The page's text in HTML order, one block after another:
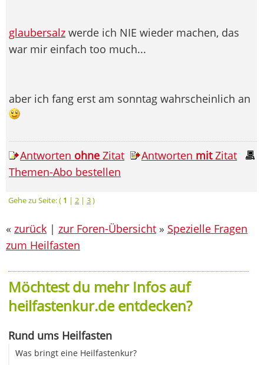
glaubersalz werde ich NIE wieder machen, das
war mir einfach too much...
aber ich fang erst am sonntag wahrscheinlich an
Antworten ohne Zitat Antworten mitZitat
Themen-Abo bestellen
Gehe zu Seite: ( 1 | 2 | 3)
« zurück | zur Foren-Übersicht » Spezielle Fragen
zum Heilfasten
Möchtest du mehr Infos auf
heilfastenkur.de entdecken?
Rund ums Heilfasten
Was bringt eine Heilfastenkur?